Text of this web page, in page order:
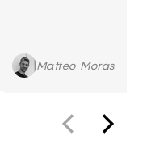
Matteo Moras